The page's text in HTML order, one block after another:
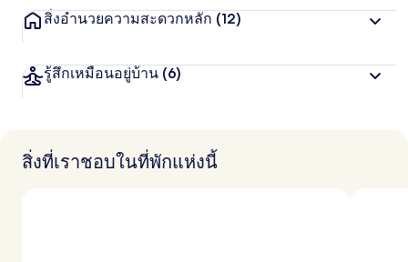
า
ก
ก
ง
สิ่งอำนวยความสะดวกหลัก (12)
รู้สึกเหมือนอยู่บ้าน (6)
สิ่งที่เราชอบในที่พักแห่งนี้